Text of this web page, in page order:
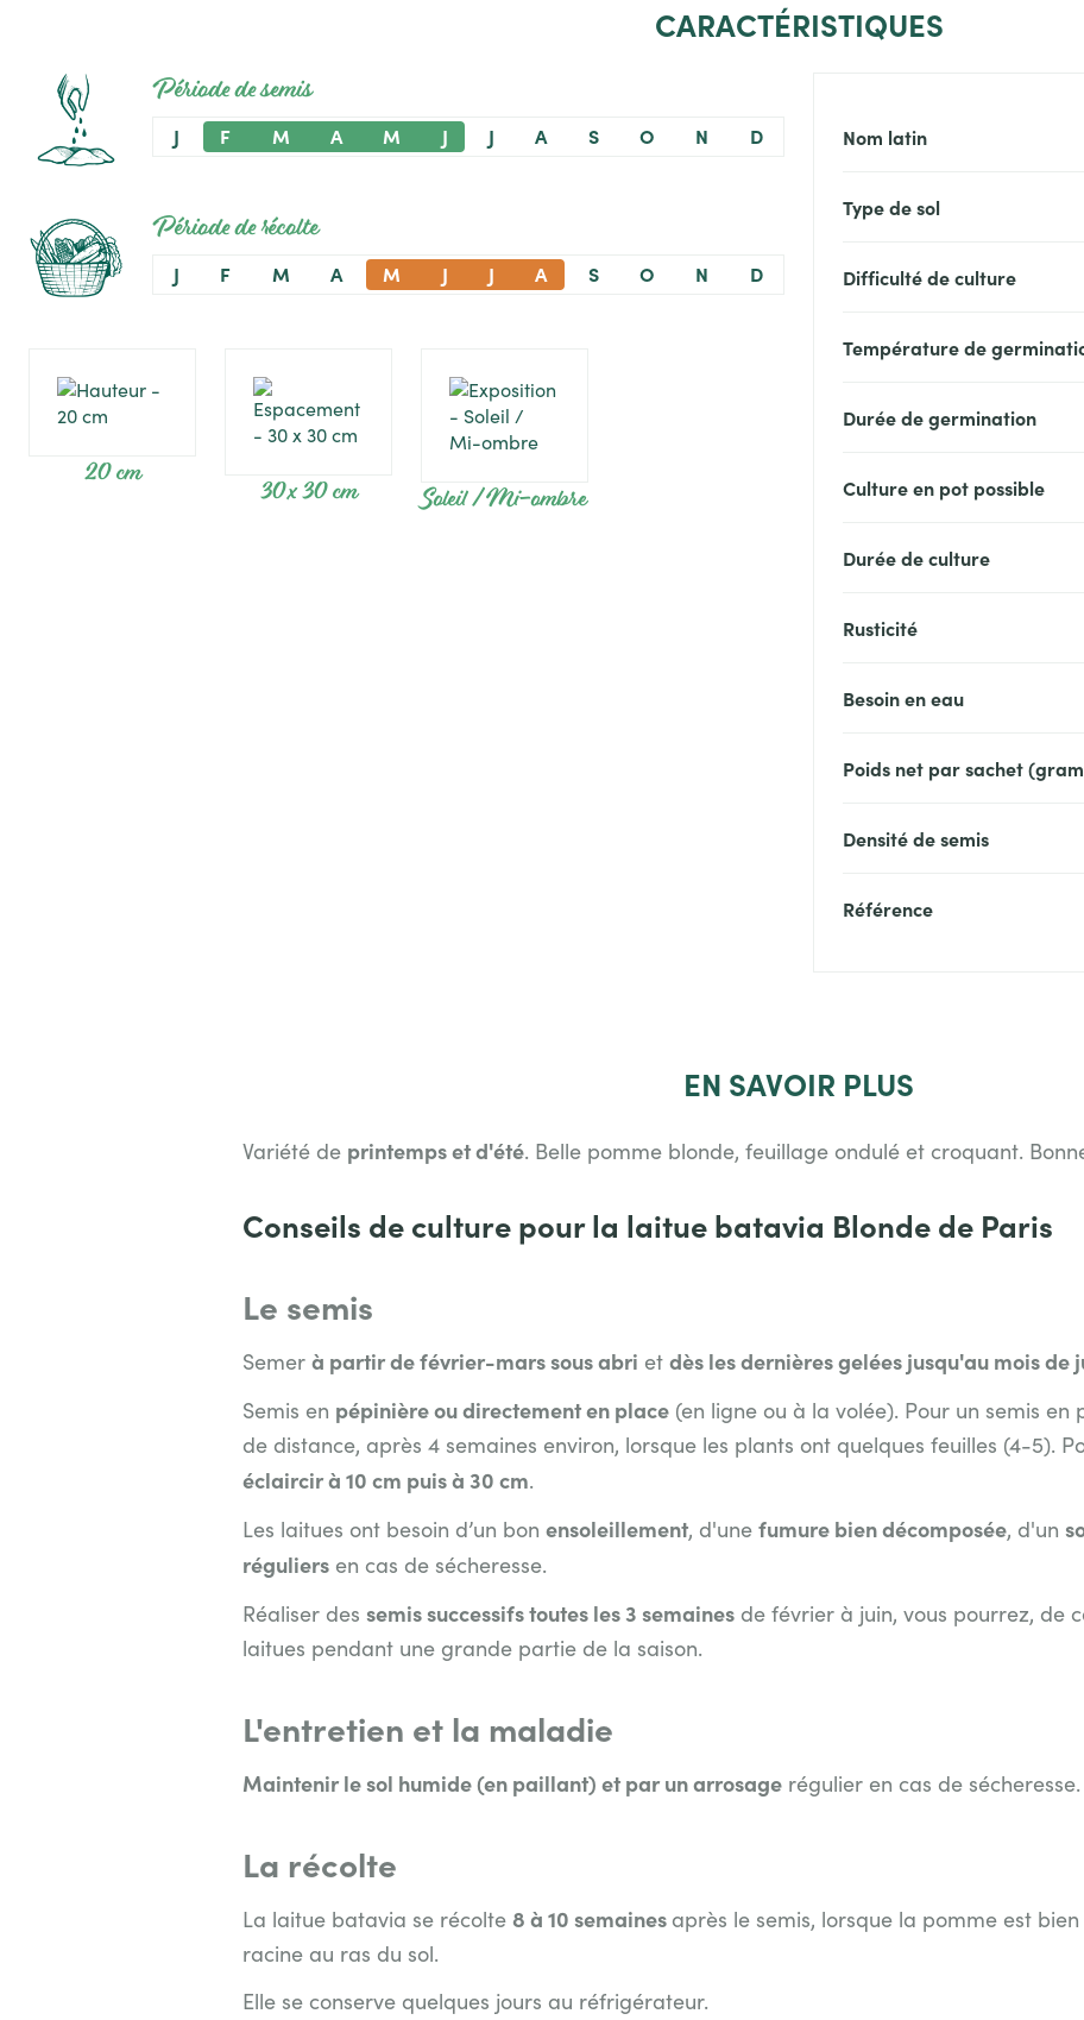
CARACTÉRISTIQUES
Période de semis
J F M A M J J A S O N D
Période de récolte
J F M A M J J A S O N D
20 cm
30 x 30 cm Soleil / Mi-ombre
Nom latin
Type de sol
Difficulté de culture
Température de
Durée de germination
Culture en pot possible
Durée de culture
Rusticité
Besoin en eau
Poids net par sachet
Densité de semis
Référence
EN SAVOIR PLUS
Variété de printemps et d'été. Belle pomme blonde, feuillage ondulé et croquant.
Conseils de culture pour la laitue batavia Blonde de Paris
Le semis
Semer à partir de février-mars sous abri et dès les dernières gelées jusqu'au mois de
Semis en pépinière ou directement en place (en ligne ou à la volée). Pour un semis en
de distance, après 4 semaines environ, lorsque les plants ont quelques feuilles (4-5).
éclaircir à 10 cm puis à 30 cm.
Les laitues ont besoin d’un bon ensoleillement, d'une fumure bien décomposée, d'un
réguliers en cas de sécheresse.
Réaliser des semis successifs toutes les 3 semaines de février à juin, vous pourrez, de
laitues pendant une grande partie de la saison.
L'entretien et la maladie
Maintenir le sol humide (en paillant) et par un arrosage régulier en cas de sécheresse.
La récolte
La laitue batavia se récolte 8 à 10 semainesaprès le semis, lorsque la pomme est
racine au ras du sol.
Elle se conserve quelques jours au réfrigérateur.